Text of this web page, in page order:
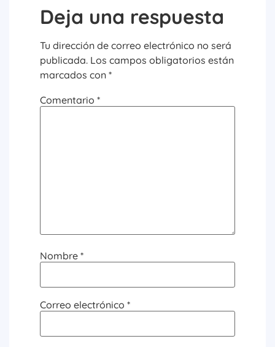
Deja una respuesta
Tu dirección de correo electrónico no será
publicada. Los campos obligatorios están
marcados con *
Comentario *
Nombre *
Correo electrónico *